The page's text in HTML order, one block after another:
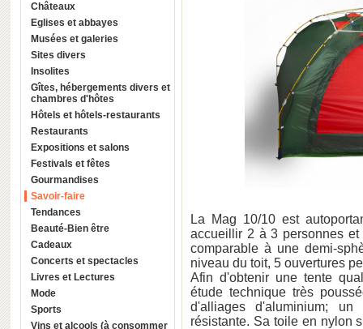
Châteaux
Eglises et abbayes
Musées et galeries
Sites divers
Insolites
Gîtes, hébergements divers et
chambres d'hôtes
Hôtels et hôtels-restaurants
Restaurants
Expositions et salons
Festivals et fêtes
Gourmandises
Savoir-faire
Tendances
Beauté-Bien être
Cadeaux
Concerts et spectacles
Livres et Lectures
Mode
Sports
Vins et alcools (à consommer
La Mag 10/10 est
accueillir 2 à 3 personnes
comparable à une demi-
niveau du toit, 5 ouvertures
Afin d'obtenir une tente
étude technique très
d'alliages d'aluminium;
résistante. Sa toile en nylon